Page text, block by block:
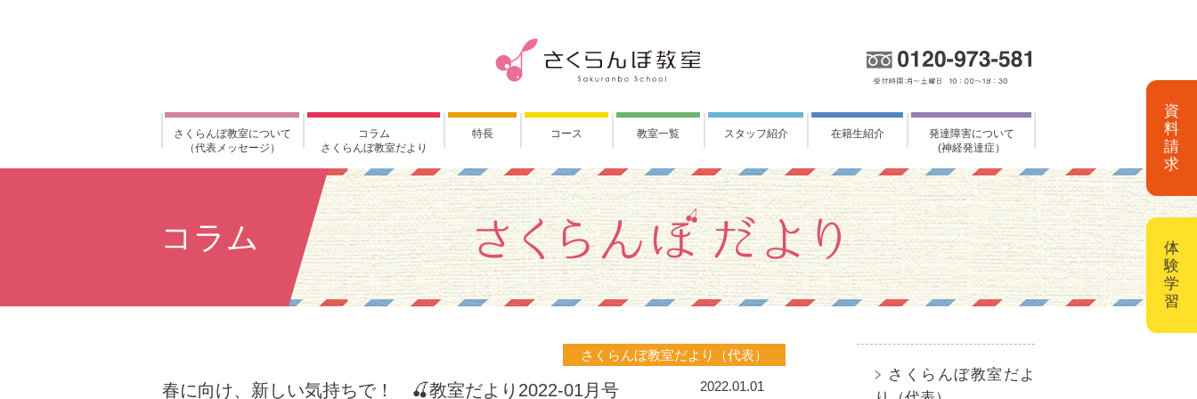
さくらんぼ教室について
（代表メッセージ）
コラム
さくらんぼ教室だより
特長 コース 教室一覧 スタッフ紹介 在籍生紹介
発達障害について
(神経発達症）
コラム
さくらんぼ教室だより（代表）
2022.01.01
春に向け、新しい気持ちで！ 🍒教室だより2022-01月号
さくらんぼ教室だよ
資
料
請
求
体
験
学
習